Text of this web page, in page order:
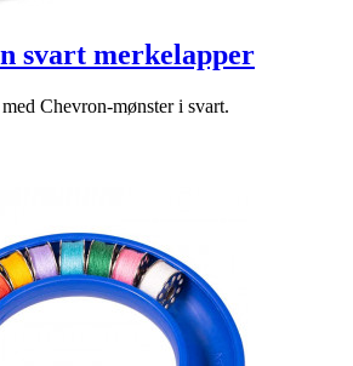
svart merkelapper
Chevron-mønster i svart.